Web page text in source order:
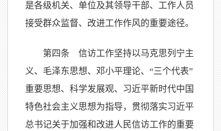
是各级机关、单位及其领导干部、工作人员
接受群众监督、改进工作作风的重要途径。
第四条 信访工作坚持以马克思列宁主
义、毛泽东思想、邓小平理论、“三个代表”
重要思想、科学发展观、习近平新时代中国
特色社会主义思想为指导，贯彻落实习近平
总书记关于加强和改进人民信访工作的重要